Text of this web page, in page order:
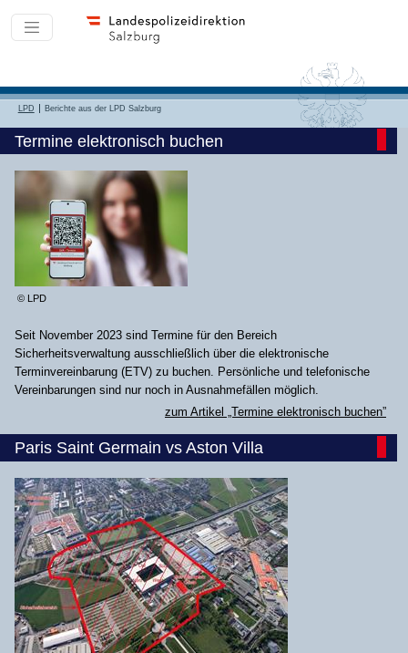
LPD Berichte aus der LPD Salzburg
Termine elektronisch buchen
© LPD
Seit November 2023 sind Termine für den Bereich
Sicherheitsverwaltung ausschließlich über die elektronische
Terminvereinbarung (ETV) zu buchen. Persönliche und telefonische
Vereinbarungen sind nur noch in Ausnahmefällen möglich.
zum Artikel „Termine elektronisch buchen”
Paris Saint Germain vs Aston Villa